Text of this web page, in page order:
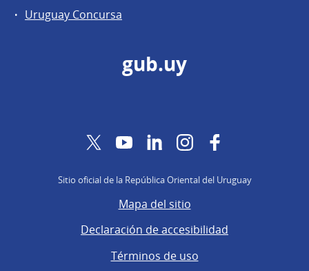
Uruguay Concursa
gub.uy
TwitterYouTubeLinkedInInstagram
Sitio oficial de la República Oriental del Uruguay
Mapa del sitio
Declaración de accesibilidad
Términos de uso